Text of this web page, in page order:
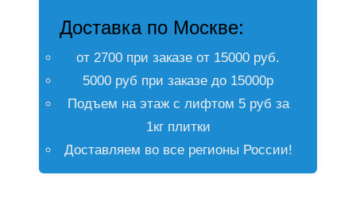
Доставка по Москве:
от 2700 при заказе от 15000 руб.
5000 руб при заказе до 15000р
Подъем на этаж с лифтом 5 руб за
1кг плитки
Доставляем во все регионы России!